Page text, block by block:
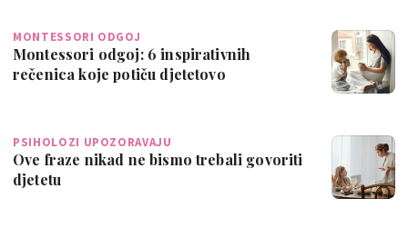
MONTESSORI ODGOJ
Montessori odgoj: 6 inspirativnih
rečenica koje potiču djetetovo
PSIHOLOZI UPOZORAVAJU
Ove fraze nikad ne bismo trebali govoriti
djetetu